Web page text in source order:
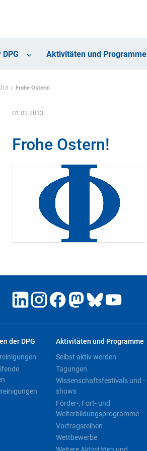
Aktivitäten und Programme
Frohe Ostern!
01.03.2013
Frohe Ostern!
der DPG Aktivitäten und Programme
Selbst aktiv werden
Tagungen
Wissenschaftsfestivals und -
shows
Förder-, Fort- und
Weiterbildungsprogramme
Vortragsreihen
Wettbewerbe